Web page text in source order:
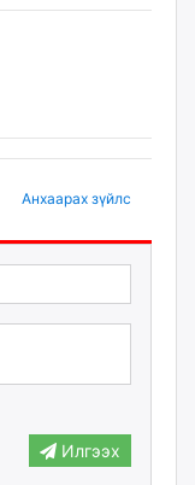
Анхаарах зүйлс
Илгээх